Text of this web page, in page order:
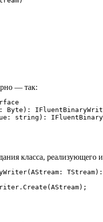
— так:
Byte):
string):
класса, реализующего